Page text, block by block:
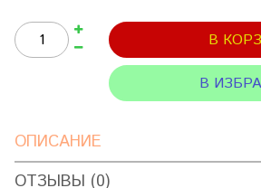
В
В
ОПИСАНИЕ
ОТЗЫВЫ (0)